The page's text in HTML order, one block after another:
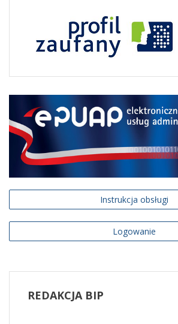
Instrukcja obsługi
Logowanie
REDAKCJABIP